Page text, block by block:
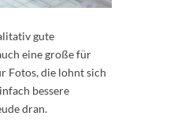
gute
eine große für
Fotos, die lohnt sich
bessere
dran.